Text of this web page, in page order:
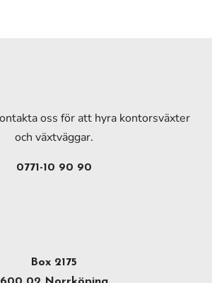
0771-10 90 90
Box 2175